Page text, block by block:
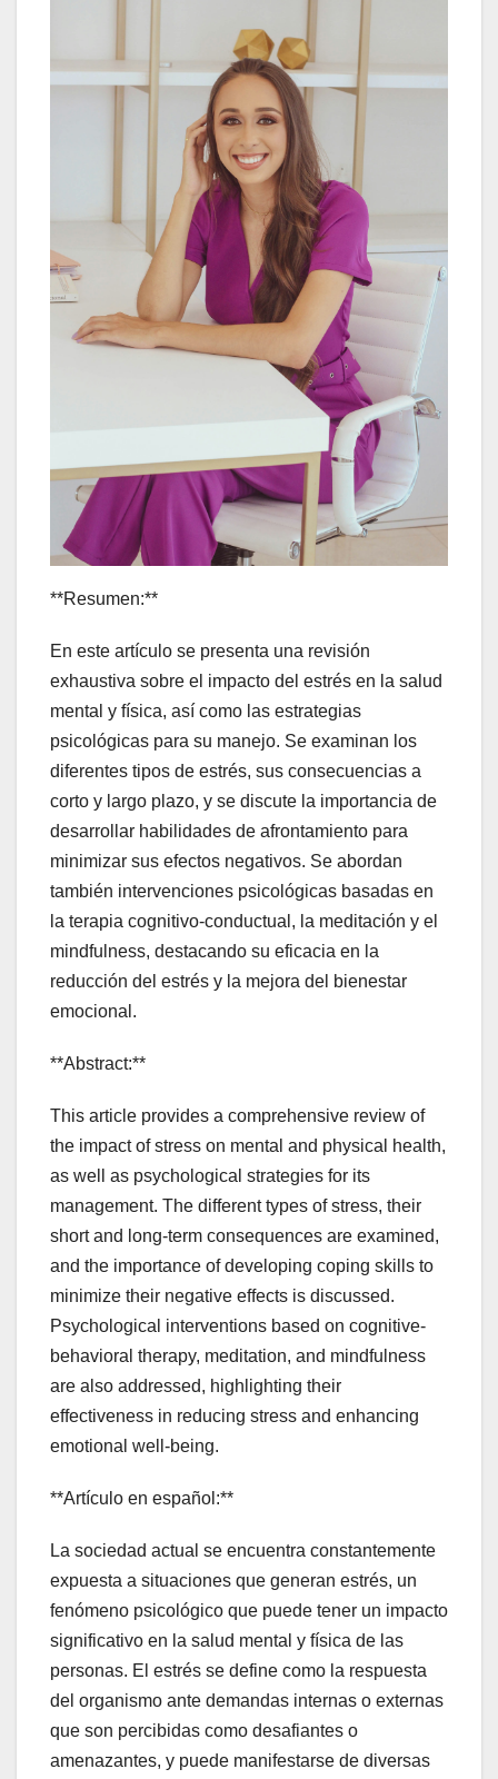
**Resumen:**
En este artículo se presenta una revisión
exhaustiva sobre el impacto del estrés en la salud
mental y física, así como las estrategias
psicológicas para su manejo. Se examinan los
diferentes tipos de estrés, sus consecuencias a
corto y largo plazo, y se discute la importancia de
desarrollar habilidades de afrontamiento para
minimizar sus efectos negativos. Se abordan
también intervenciones psicológicas basadas en
la terapia cognitivo-conductual, la meditación y el
mindfulness, destacando su eficacia en la
reducción del estrés y la mejora del bienestar
emocional.
**Abstract:**
This article provides a comprehensive review of
the impact of stress on mental and physical health,
as well as psychological strategies for its
management. The different types of stress, their
short and long-term consequences are examined,
and the importance of developing coping skills to
minimize their negative effects is discussed.
Psychological interventions based on cognitive-
behavioral therapy, meditation, and mindfulness
are also addressed, highlighting their
effectiveness in reducing stress and enhancing
emotional well-being.
**Artículo en español:**
La sociedad actual se encuentra constantemente
expuesta a situaciones que generan estrés, un
fenómeno psicológico que puede tener un impacto
significativo en la salud mental y física de las
personas. El estrés se define como la respuesta
del organismo ante demandas internas o externas
que son percibidas como desafiantes o
amenazantes, y puede manifestarse de diversas